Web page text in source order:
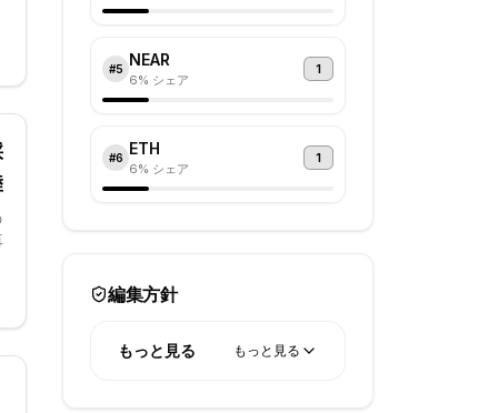
#5 NEAR
6% シェア
1
#6 ETH
6% シェア
1
編集方針
もっと見る もっと見る